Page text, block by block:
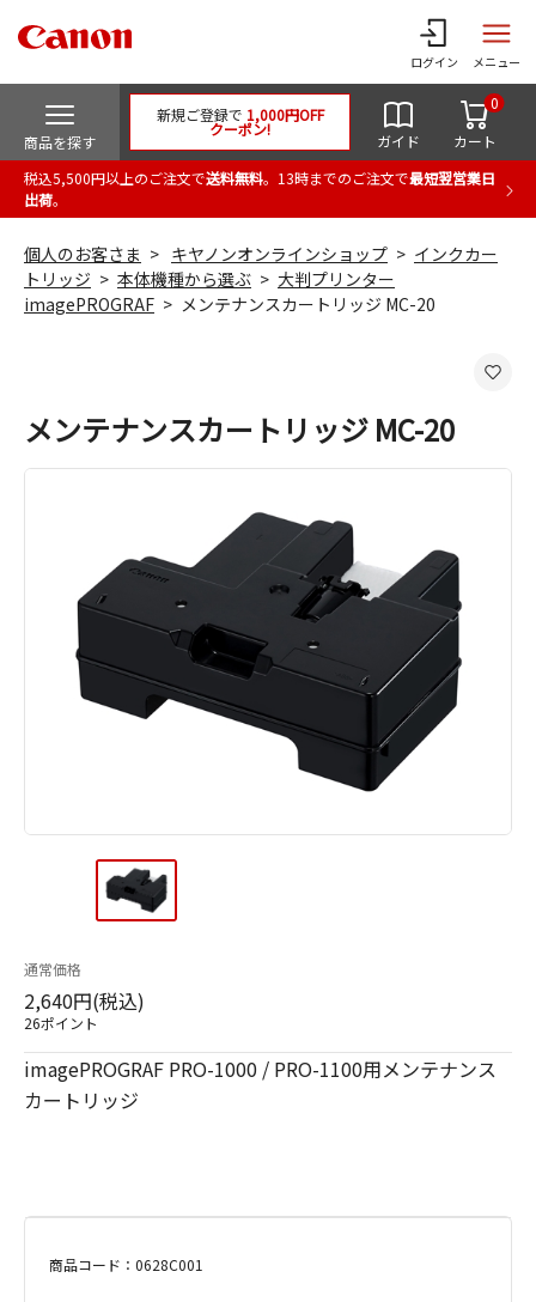
ログイン メニュー
商品を探す
新規ご登録で 1,000円OFF
クーポン!
ガイド カート
0
税込5,500円以上のご注文で送料無料。13時までのご注文で最短翌営業日
出荷。
個人のお客さま キヤノンオンラインショップ
インクカー
トリッジ
本体機種から選ぶ
大判プリンター
imagePROGRAF
メンテナンスカートリッジ MC-20
メンテナンスカートリッジ MC-20
通常価格
2,640円(税込)
26ポイント
imagePROGRAF PRO-1000 / PRO-1100用メンテナンス
カートリッジ
商品コード：0628C001